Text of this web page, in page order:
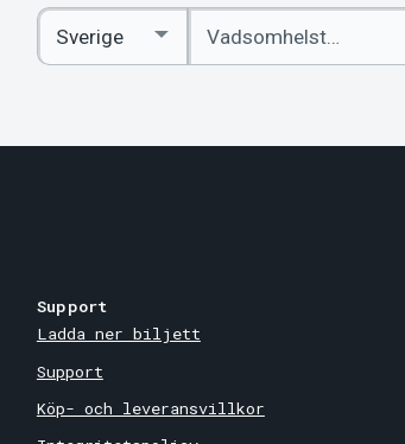
Ange
sökord
Select
Country
Support
Ladda ner biljett
Support
Köp- och leveransvillkor